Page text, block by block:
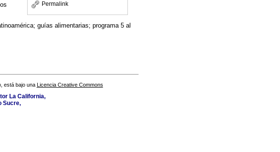
Permalink
guías alimentarias; programa 5 al
está bajo una Licencia Creative Commons
La California,
Sucre,